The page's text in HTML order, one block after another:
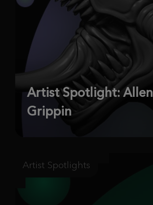
Artist Spotlight: Allen
Grippin
Artist Spotlights